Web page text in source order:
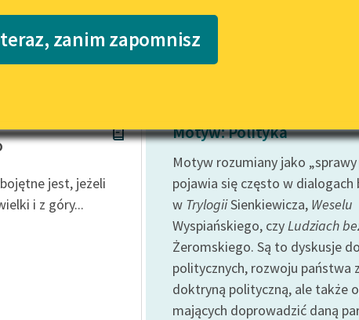
i klasyka
słuchania dla
lektur szkolnych i
słuchania dla
z
inspiracje.
skandynawskiej
Katalog
Katalog w formacie PDF
zanim zapomnisz
jest, jeżeli
i z góry...
Motyw: Polityka
Motyw rozumiany jako
pojawia się często w dialogach
w TrylogiiSienkiewicza, Weselu
Wyspiańskiego, czyLudziach
Żeromskiego. Są to dyskusje
politycznych, rozwoju państwa
doktryną polityczną, ale także
mających doprowadzić daną